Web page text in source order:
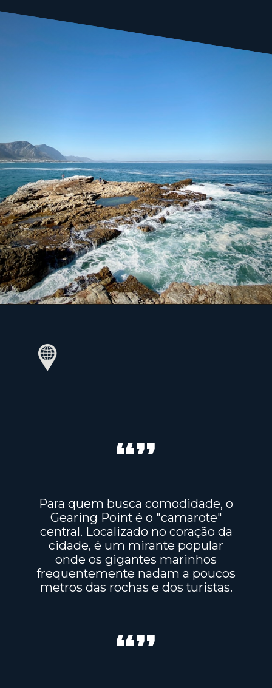
Para quem busca comodidade, o
Gearing Point é o "camarote"
central. Localizado no coração da
cidade, é um mirante popular
onde os gigantes marinhos
frequentemente nadam a poucos
metros das rochas e dos turistas.
“”
“”